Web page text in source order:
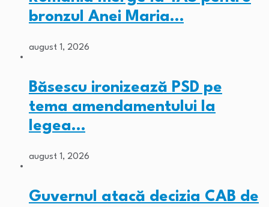
bronzul Anei Maria…
august 1, 2026
Băsescu ironizează PSD pe
tema amendamentului la
legea…
august 1, 2026
Guvernul atacă decizia CAB de